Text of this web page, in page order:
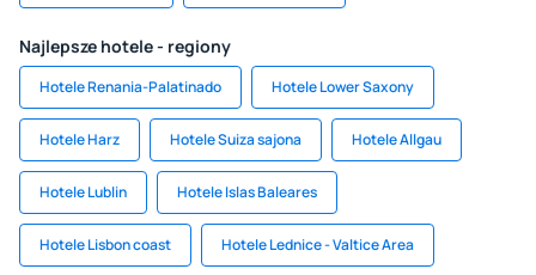
Najlepsze hotele - regiony
Hotele Renania-Palatinado Hotele Lower Saxony
Hotele Harz Hotele Suiza sajona Hotele Allgau
Hotele Lublin Hotele Islas Baleares
Hotele Lisbon coast Hotele Lednice - Valtice Area